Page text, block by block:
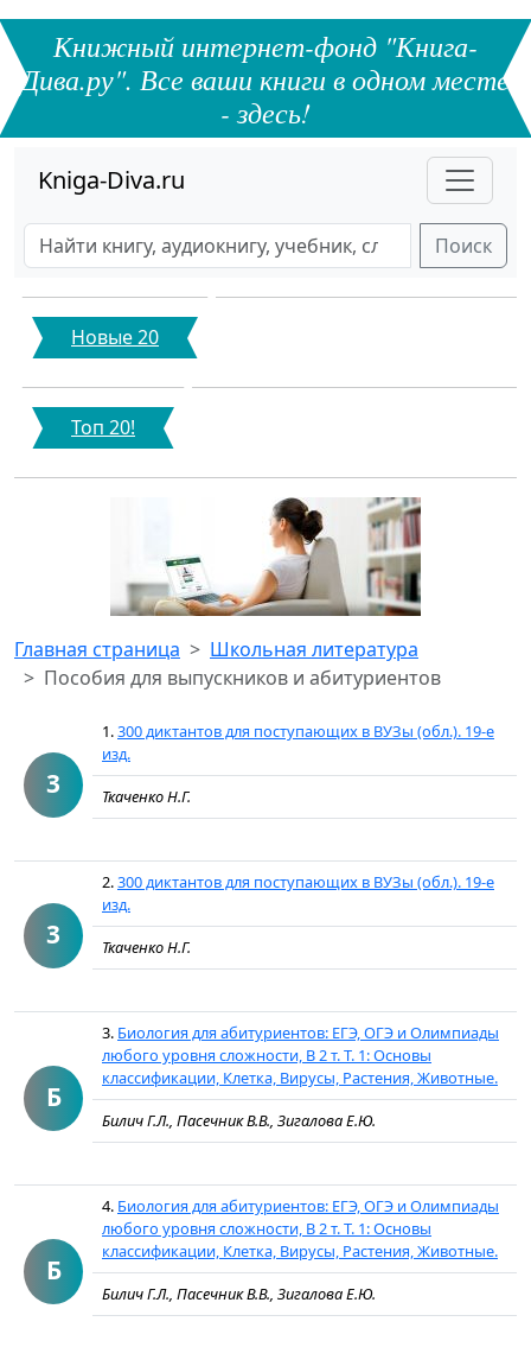
Книжный интернет-фонд "Книга-
Дива.ру". Все ваши книги в одном месте
- здесь!
Kniga-Diva.ru
Поиск
Новые 20
Топ 20!
Главная страница
Школьная литература
Пособия для выпускников и абитуриентов
3
1.300 диктантов для поступающих в ВУЗы (обл.). 19-е
изд.
Ткаченко Н.Г.
3
2.300 диктантов для поступающих в ВУЗы (обл.). 19-е
изд.
Ткаченко Н.Г.
Б
3. Биология для абитуриентов: ЕГЭ, ОГЭ и Олимпиады
любого уровня сложности, В 2 т. Т. 1: Основы
классификации, Клетка, Вирусы, Растения, Животные.
Билич Г.Л., Пасечник В.В., Зигалова Е.Ю.
Б
4. Биология для абитуриентов: ЕГЭ, ОГЭ и Олимпиады
любого уровня сложности, В 2 т. Т. 1: Основы
классификации, Клетка, Вирусы, Растения, Животные.
Билич Г.Л., Пасечник В.В., Зигалова Е.Ю.